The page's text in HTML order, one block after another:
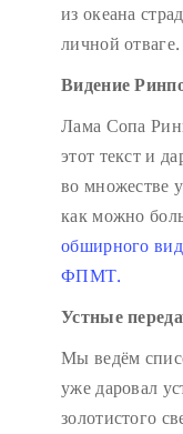
из океана
личной отваге.
Видение
Лама Сопа
этот текст и
во множестве
как можно
обширного
ФПМТ.
Устные
Мы ведём
уже даровал
золотистого